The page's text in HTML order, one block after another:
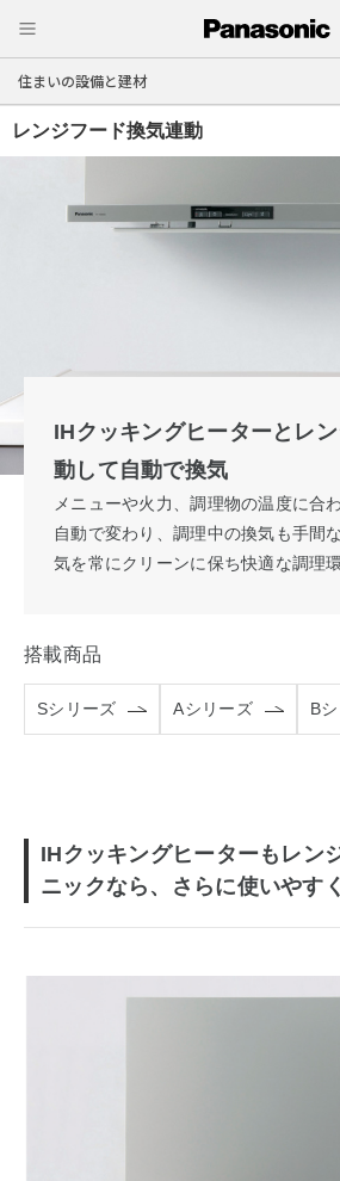
住まいの設備と建材
レンジフード換気連動
IHクッキングヒーターと レ
動して自動で換気
メニューや火力、調理物の温度に合
自動で変わり、調理中の換気も手間な
気を常にクリーンに保ち快適な調理
搭載商品
Sシリーズ Aシリーズ B
IHクッキングヒーターもレン
ニックなら、さらに使いやすく